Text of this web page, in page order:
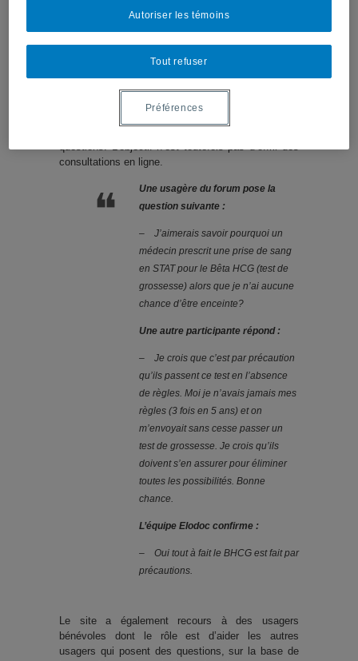
forums au sein desquels les usagers peuvent poser
espaces sont en effet modérés par les membres de
corrigent si l’information qui circule est erronée,
questions. L’objectif n’est toutefois pas d’offrir des
consultations en ligne.
Une usagère du forum pose la
question suivante :
– J’aimerais savoir pourquoi un
médecin prescrit une prise de sang
en STAT pour le Bêta HCG (test de
grossesse) alors que je n’ai aucune
chance d’être enceinte?
Une autre participante répond :
– Je crois que c’est par précaution
qu’ils passent ce test en l’absence
de règles. Moi je n’avais jamais mes
règles (3 fois en 5 ans) et on
m’envoyait sans cesse passer un
test de grossesse. Je crois qu’ils
doivent s’en assurer pour éliminer
toutes les possibilités. Bonne
chance.
L’équipe Elodoc confirme :
– Oui tout à fait le BHCG est fait par
précautions.
Le site a également recours à des usagers
bénévoles dont le rôle est d’aider les autres
usagers qui posent des questions, sur la base de
Tout refuser
Autoriser les témoins
Préférences